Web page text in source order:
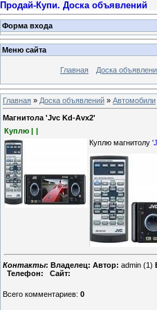
Продай-Купи. Доска объявлений
Форма входа
Меню сайта
Главная Доска
Главная » Доска объявлений » Автомобили
Магнитола 'Jvc Kd-Avx2'
Куплю | |
Куплю магнитолу
Контакты: Владелец: Автор: admin (1)
Телефон:
Сайт:
Всего комментариев: 0